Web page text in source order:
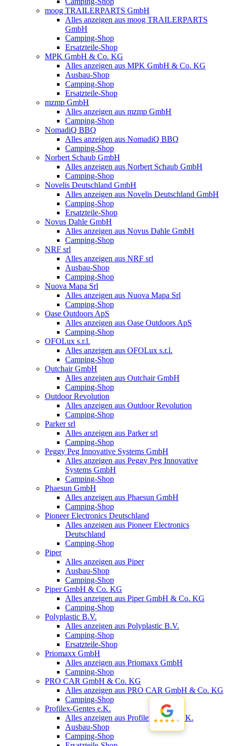
moog TRAILERPARTS GmbH
Alles anzeigen aus moog TRAILERPARTS
GmbH
Camping-Shop
Ersatzteile-Shop
MPK GmbH & Co. KG
Alles anzeigen aus MPK GmbH & Co. KG
Ausbau-Shop
Camping-Shop
Ersatzteile-Shop
mzmp GmbH
Alles anzeigen aus mzmp GmbH
Camping-Shop
NomadiQ BBQ
Alles anzeigen aus NomadiQ BBQ
Camping-Shop
Norbert Schaub GmbH
Alles anzeigen aus Norbert Schaub GmbH
Camping-Shop
Novelis Deutschland GmbH
Alles anzeigen aus Novelis Deutschland GmbH
Camping-Shop
Ersatzteile-Shop
Novus Dahle GmbH
Alles anzeigen aus Novus Dahle GmbH
Camping-Shop
NRF srl
Alles anzeigen aus NRF srl
Ausbau-Shop
Camping-Shop
Nuova Mapa Srl
Alles anzeigen aus Nuova Mapa Srl
Camping-Shop
Oase Outdoors ApS
Alles anzeigen aus Oase Outdoors ApS
Camping-Shop
OFOLux s.r.l.
Alles anzeigen aus OFOLux s.r.l.
Camping-Shop
Outchair GmbH
Alles anzeigen aus Outchair GmbH
Camping-Shop
Outdoor Revolution
Alles anzeigen aus Outdoor Revolution
Camping-Shop
Parker srl
Alles anzeigen aus Parker srl
Camping-Shop
Peggy Peg Innovative Systems GmbH
Alles anzeigen aus Peggy Peg Innovative
Systems GmbH
Camping-Shop
Phaesun GmbH
Alles anzeigen aus Phaesun GmbH
Camping-Shop
Pioneer Electronics Deutschland
Alles anzeigen aus Pioneer Electronics
Deutschland
Camping-Shop
Piper
Alles anzeigen aus Piper
Ausbau-Shop
Camping-Shop
Piper GmbH & Co. KG
Alles anzeigen aus Piper GmbH & Co. KG
Camping-Shop
Polyplastic B.V.
Alles anzeigen aus Polyplastic B.V.
Camping-Shop
Ersatzteile-Shop
Priomaxx GmbH
Alles anzeigen aus Priomaxx GmbH
Camping-Shop
PRO CAR GmbH & Co. KG
Alles anzeigen aus PRO CAR GmbH & Co. KG
Camping-Shop
Profilex-Gentes e.K.
Alles anzeigen aus Profilex-Gentes e.K.
Ausbau-Shop
Camping-Shop
★★★★★
★★★★★